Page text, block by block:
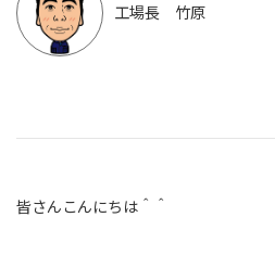
工場長 竹原
皆さんこんにちは＾＾